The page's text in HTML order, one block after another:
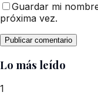
Guardar mi
próxima vez.
Lo más leído
1